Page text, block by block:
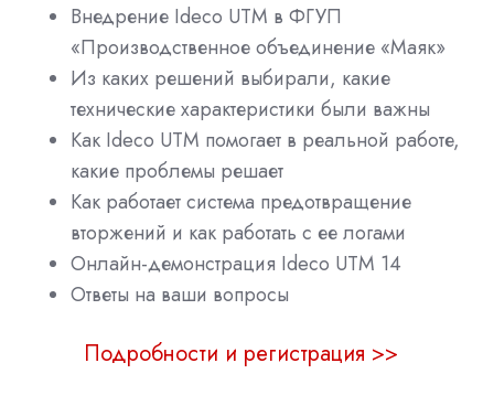
Внедрение Ideco UTM в ФГУП
«Производственное объединение «Маяк»
Из каких решений выбирали, какие
технические характеристики были важны
Как Ideco UTM помогает в реальной работе,
какие проблемы решает
Как работает система предотвращение
вторжений и как работать с ее логами
Онлайн-демонстрация Ideco UTM 14
Ответы на ваши вопросы
Подробности и регистрация >>